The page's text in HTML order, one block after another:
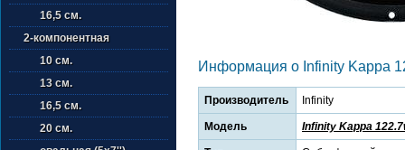
16,5 см.
2-компонентная
10 см.
13 см.
16,5 см.
20 см.
Информация о Infinity Kappa
Производитель Infinity
Модель Infinity Kappa